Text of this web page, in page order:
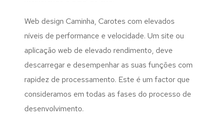
Web design Caminha, Carotes com elevados
níveis de performance e velocidade. Um site ou
aplicação web de elevado rendimento, deve
descarregar e desempenhar as suas funções com
rapidez de processamento. Este é um factor que
consideramos em todas as fases do processo de
desenvolvimento.